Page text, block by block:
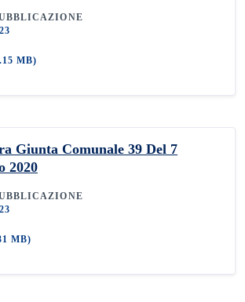
MB)
Giunta Comunale 39 Del 7
2020
MB)